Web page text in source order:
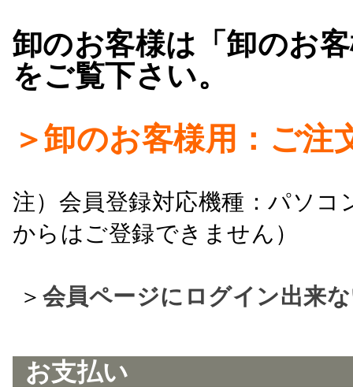
卸のお客様は「卸のお
をご覧下さい。
＞卸のお客様用：ご注
注）会員登録対応機種：パソ
からはご登録できません）
＞ 会員ページにログイン出来
お支払い